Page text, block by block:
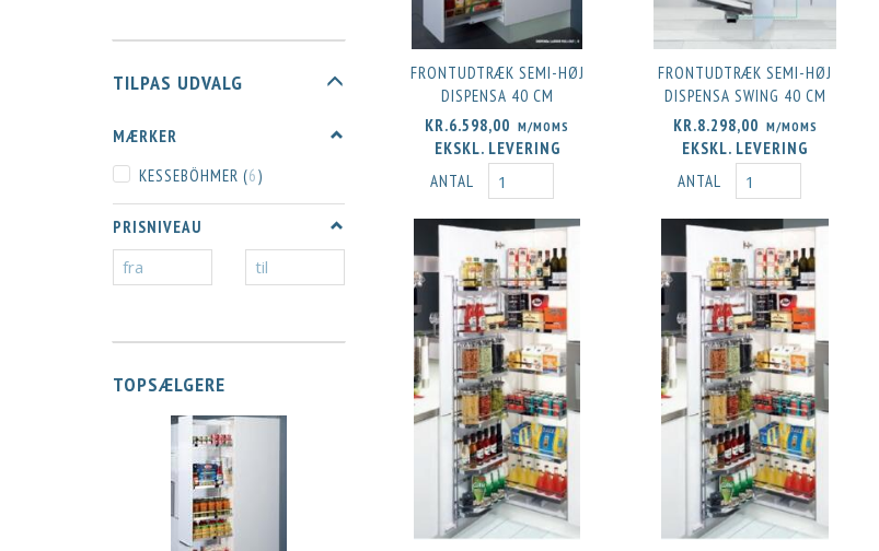
TILPAS UDVALG
MÆRKER
KESSEBÖHMER (6)
PRISNIVEAU
TOPSÆLGERE
FRONTUDTRÆK SEMI-HØJ
DISPENSA 40 CM
KR.6.598,00 M/MOMS
EKSKL. LEVERING
ANTAL
FRONTUDTRÆK SEMI-HØJ
DISPENSA SWING 40 CM
KR.8.298,00 M/MOMS
EKSKL. LEVERING
ANTAL